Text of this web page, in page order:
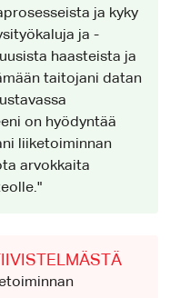
ja kyky
ja -
haasteista ja
taitojani datan
on hyödyntää
liiketoiminnan
arvokkaita